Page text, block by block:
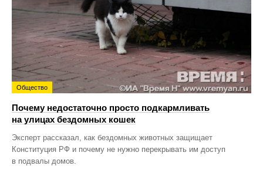
Общество
Почему недостаточно просто подкармливать
на улицах бездомных кошек
Эксперт рассказал, как бездомных животных защищает
Конституция РФ и почему не нужно перекрывать им доступ
в подвалы домов.